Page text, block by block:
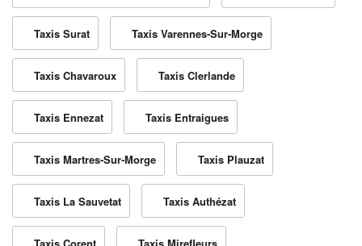
Taxis Surat Taxis Varennes-Sur-Morge
Taxis Chavaroux Taxis Clerlande
Taxis Ennezat Taxis Entraigues
Taxis Martres-Sur-Morge Taxis Plauzat
Taxis La Sauvetat Taxis Authézat